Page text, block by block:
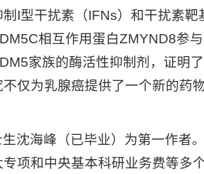
I型干扰素（IFNs）和干扰素
相互作用蛋白ZMYND8参
家族的酶活性抑制剂，证明
仅为乳腺癌提供了一个新的药
沈海峰（已毕业）为第一作者
项和中央基本科研业务费等多